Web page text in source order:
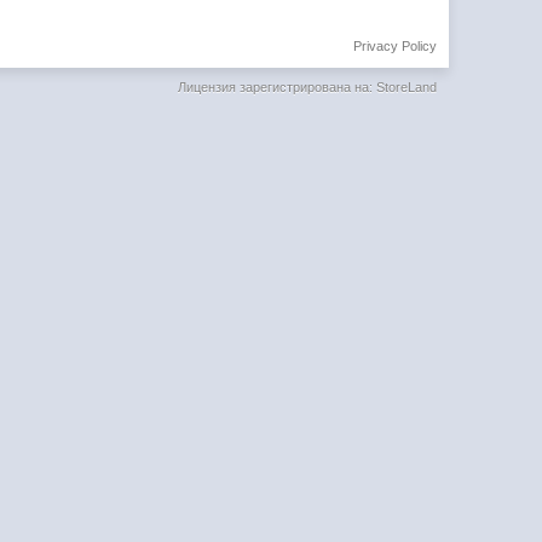
Privacy Policy
Лицензия зарегистрирована на: StoreLand